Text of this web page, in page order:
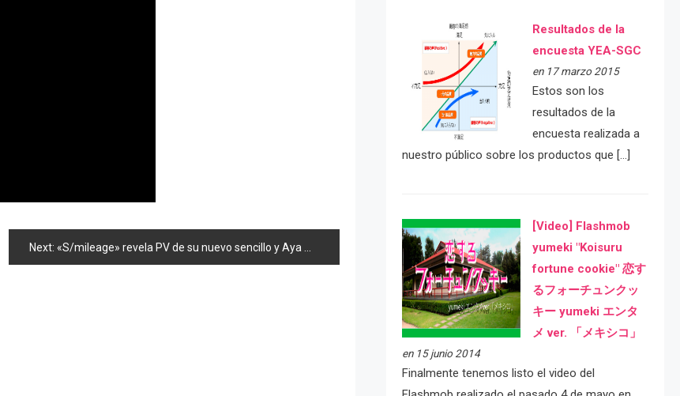
Next: «S/mileage» revela PV de su nuevo sencillo y Aya Matsuura cierra cuenta de twitter
Resultados de la
encuesta YEA-SGC
en 17 marzo 2015
Estos son los
resultados de la
encuesta realizada a
nuestro público sobre los productos que […]
[Video] Flashmob
yumeki "Koisuru
fortune cookie" 恋す
るフォーチュンクッ
キー yumeki エンタ
メ ver. 「メキシコ」
en 15 junio 2014
Finalmente tenemos listo el video del